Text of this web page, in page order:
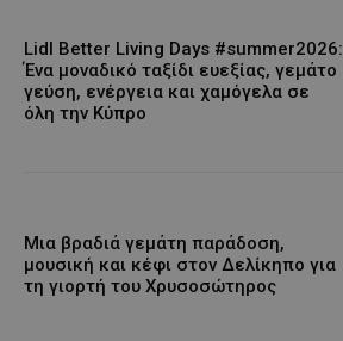
Lidl Better Living Days #summer2026:
Ένα μοναδικό ταξίδι ευεξίας, γεμάτο
γεύση, ενέργεια και χαμόγελα σε
όλη την Κύπρο
Μια βραδιά γεμάτη παράδοση,
μουσική και κέφι στον Δελίκηπο για
τη γιορτή του Χρυσοσώτηρος